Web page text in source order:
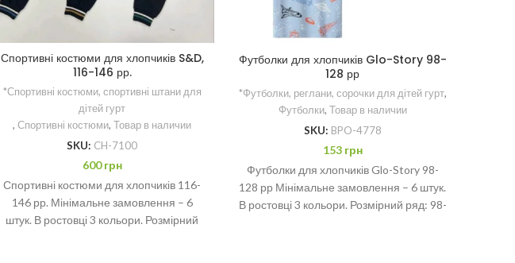
Спортивні костюми для хлопчиків S&D,
116-146 рр.
*Спортивні костюми, спортивні штани для
дітей гурт
, Спортивні костюми, Товар в наличии
SKU: CH-7100
600грн
Спортивні костюми для хлопчиків 116-
146 рр. Мінімальне замовлення – 6
штук. В ростовці 3 кольори. Розмірний
Футболки для хлопчиків Glo-Story 98-
128 рр
*Футболки, реглани, сорочки для дітей гурт,
Футболки, Товар в наличии
SKU: BPO-4778
153 грн
Футболки для хлопчиків Glo-Story 98-
128 рр Мінімальне замовлення – 6 штук.
В ростовці 3 кольори. Розмірний ряд: 98-